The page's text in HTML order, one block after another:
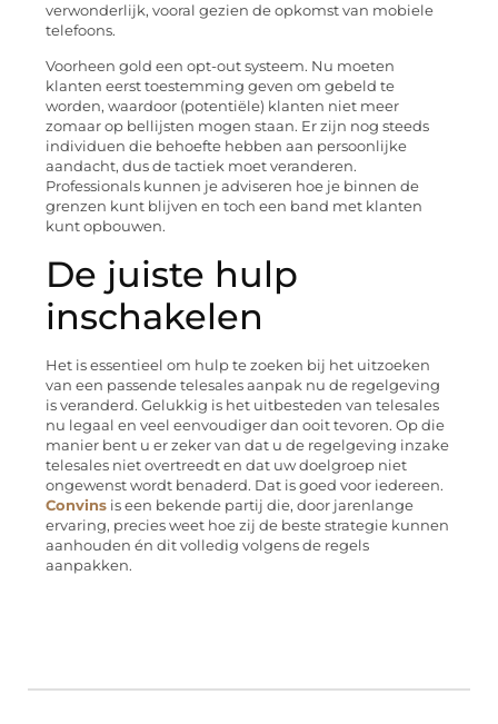
verwonderlijk, vooral gezien de opkomst van mobiele
telefoons.
Voorheen gold een opt-out systeem. Nu moeten
klanten eerst toestemming geven om gebeld te
worden, waardoor (potentiële) klanten niet meer
zomaar op bellijsten mogen staan. Er zijn nog steeds
individuen die behoefte hebben aan persoonlijke
aandacht, dus de tactiek moet veranderen.
Professionals kunnen je adviseren hoe je binnen de
grenzen kunt blijven en toch een band met klanten
kunt opbouwen.
De juiste hulp
inschakelen
Het is essentieel om hulp te zoeken bij het uitzoeken
van een passende telesales aanpak nu de regelgeving
is veranderd. Gelukkig is het uitbesteden van telesales
nu legaal en veel eenvoudiger dan ooit tevoren. Op die
manier bent u er zeker van dat u de regelgeving inzake
telesales niet overtreedt en dat uw doelgroep niet
ongewenst wordt benaderd. Dat is goed voor iedereen.
Convins is een bekende partij die, door jarenlange
ervaring, precies weet hoe zij de beste strategie kunnen
aanhouden én dit volledig volgens de regels
aanpakken.